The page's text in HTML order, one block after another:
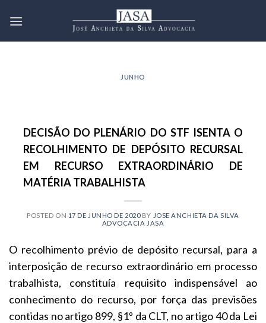
JUNHO
DECISÃO DO PLENÁRIO DO STF ISENTA O
RECOLHIMENTO DE DEPÓSITO RECURSAL
EM RECURSO EXTRAORDINÁRIO DE
MATÉRIA TRABALHISTA
POSTED ON 17 DE JUNHO DE 2020BY JOSE ANCHIETA DA SILVA
ADVOCACIA JASA
O recolhimento prévio de depósito recursal, para a
interposição de recurso extraordinário em processo
trabalhista, constituía requisito indispensável ao
conhecimento do recurso, por força das previsões
contidas no artigo 899, §1º da CLT, no artigo 40 da Lei